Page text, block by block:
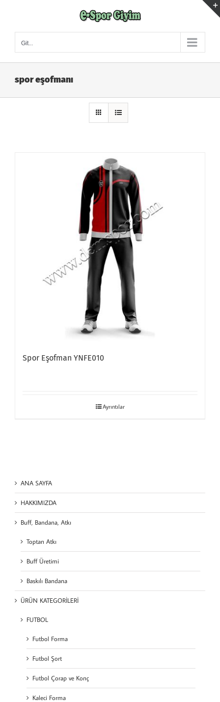
Git...
spor eşofmanı
Spor Eşofman YNFE010
Ayrıntılar
ANA SAYFA
HAKKIMIZDA
Buff, Bandana, Atkı
Toptan Atkı
Buff Üretimi
Baskılı Bandana
ÜRÜN KATEGORİLERİ
FUTBOL
Futbol Forma
Futbol Şort
Futbol Çorap ve Konç
Kaleci Forma